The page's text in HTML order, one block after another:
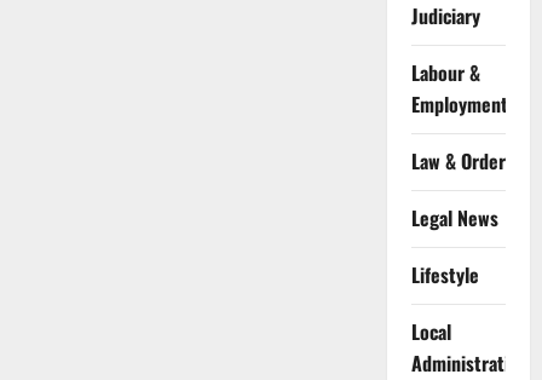
Judiciary
Labour &
Employment
Law & Order
Legal News
Lifestyle
Local
Administration